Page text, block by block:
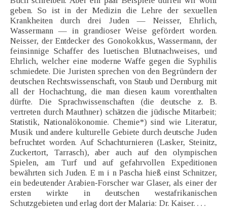
geben. So ist in der Medizin die Lehre der sexuellen
Krankheiten durch drei Juden — Neisser, Ehrlich,
Wassermann — in grandioser Weise gefördert worden.
Neisser, der Entdecker des Gonokokkus, Wassermann, der
feinsinnige Schaffer des luetischen Blutnachweises, und
Ehrlich, welcher eine moderne Waffe gegen die Syphilis
schmiedete. Die Juristen sprechen von den Begründern der
deutschen Rechtswissenschaft, von Staub und Dernburg mit
all der Hochachtung, die man diesen kaum vorenthalten
dürfte. Die Sprachwissenschaften (die deutsche z. B.
vertreten durch Mauthner) schätzen die jüdische Mitarbeit;
Statistik, Nationalökonomie. Chemie*) sind wie Literatur,
Musik und andere kulturelle Gebiete durch deutsche Juden
befruchtet worden. Auf Schachturnieren (Lasker, Steinitz,
Zuckertort, Tarrasch), aber auch auf den olympischen
Spielen, am Turf und auf gefahrvollen Expeditionen
bewährten sich Juden. E m i n Pascha hieß einst Schnitzer,
ein bedeutender Arabien-Forscher war Glaser, als einer der
ersten wirkte in deutschen westafrikanischen
Schutzgebieten und erlag dort der Malaria: Dr. Kaiser. . . .